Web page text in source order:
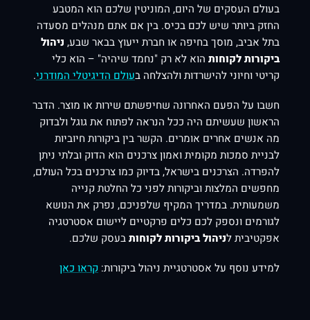
בעולם העסקים של היום, המוניטין שלכם הוא המטבע
החזק ביותר שיש לכם בכיס. בין אם אתם מנהלים מסעדה
בתל אביב, מוסך בחיפה או חברת ייעוץ בבאר שבע, ניהול
ביקורות לקוחות הוא לא רק "נחמד שיהיה" – הוא כלי
קריטי וחיוני להישרדות ולהצלחה בעולם הדיגיטלי המודרני.
חשבו על הפעם האחרונה שחיפשתם שירות או מוצר. הדבר
הראשון שעשיתם היה ככל הנראה לפתוח את גוגל ולבדוק
מה אנשים אחרים אומרים. הקשר בין ביקורות חיוביות
לבניית סמכות מקומית ואמון צרכנים הוא הדוק ובלתי ניתן
להפרדה. הצרכנים בישראל, בדיוק כמו צרכנים בכל העולם,
מחפשים המלצות וביקורות לפני כל החלטת קנייה
משמעותית. במדריך המקיף שלפניכם, נפרק את הנושא
לגורמים ונספק לכם כלים פרקטיים ליישום אסטרטגיה
אפקטיבית לניהול ביקורות לקוחותבעסק שלכם.
למידע נוסף על אסטרטגיית ניהול ביקורות: קראו כאן